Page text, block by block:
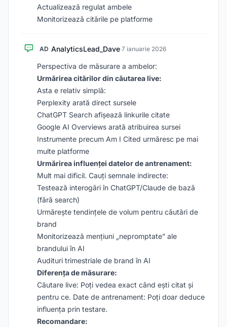
Actualizează regulat ambele
Monitorizează citările pe platforme
AD AnalyticsLead_Dave·7 ianuarie 2026
Perspectiva de măsurare a ambelor:
Urmărirea citărilor din căutarea live:
Asta e relativ simplă:
Perplexity arată direct sursele
ChatGPT Search afișează linkurile citate
Google AI Overviews arată atribuirea sursei
Instrumente precum Am I Cited urmăresc pe mai
multe platforme
Urmărirea influenței datelor de antrenament:
Mult mai dificil. Cauți semnale indirecte:
Testează interogări în ChatGPT/Claude de bază
(fără search)
Urmărește tendințele de volum pentru căutări de
brand
Monitorizează mențiuni „nepromptate” ale
brandului în AI
Audituri trimestriale de brand în AI
Diferența de măsurare:
Căutare live: Poți vedea exact când ești citat și
pentru ce. Date de antrenament: Poți doar deduce
influența prin testare.
Recomandare: